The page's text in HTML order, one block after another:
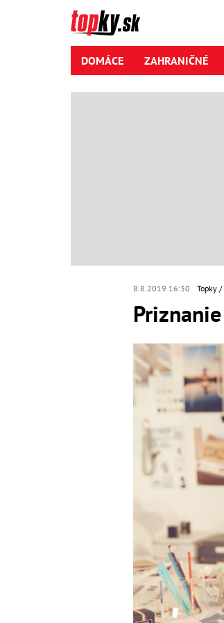
DOMÁCE ZAHRANIČNÉ
8.8.2019 16:30 Topky